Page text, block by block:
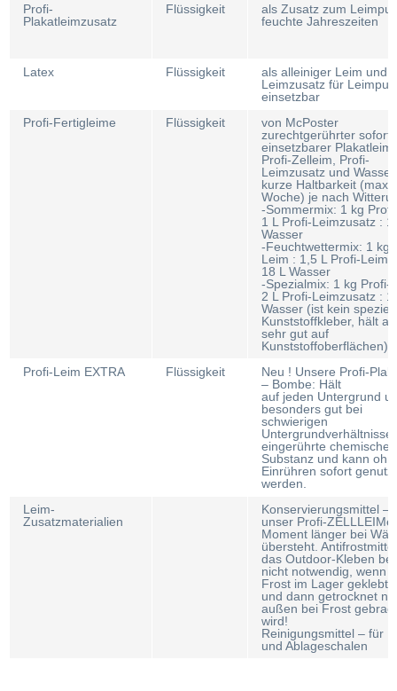
Profi-
Plakatleimzusatz
Flüssigkeit
als Zusatz zum
feuchte Jahreszeiten
Latex Flüssigkeit
als alleiniger Leim und
Leimzusatz für
einsetzbar
Profi-Fertigleime
Flüssigkeit
von McPoster
zurechtgerührter sofort
einsetzbarer Plakatleim
Profi-Zelleim, Profi-
Leimzusatz und
kurze Haltbarkeit (max
Woche) je nach
-Sommermix: 1 kg
1 L Profi-Leimzusatz :
Wasser
-Feuchtwettermix: 1 kg
Leim : 1,5 L Profi-
18 L Wasser
-Spezialmix: 1 kg Profi-
2 L Profi-Leimzusatz :
Wasser (ist kein
Kunststoffkleber, hält
sehr gut auf
Kunststoffoberflächen)
Profi-Leim EXTRA
Flüssigkeit
Neu ! Unsere Profi-
– Bombe: Hält
auf jeden Untergrund
besonders gut bei
schwierigen
eingerührte chemische
Substanz und kann
Einrühren sofort genutzt
werden.
Leim-
Zusatzmaterialien
Konservierungsmittel –
unser Profi-
Moment länger bei
übersteht.
das Outdoor-Kleben
nicht notwendig, wenn
Frost im Lager geklebt
und dann getrocknet
außen bei Frost
wird!
Reinigungsmittel – für
und Ablageschalen